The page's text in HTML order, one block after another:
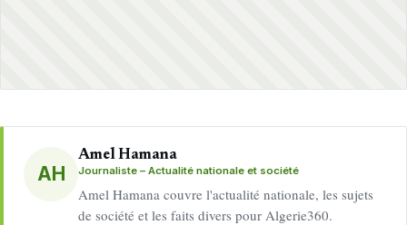
AH
Amel Hamana
Journaliste – Actualité nationale et société
Amel Hamana couvre l'actualité nationale, les sujets
de société et les faits divers pour Algerie360.